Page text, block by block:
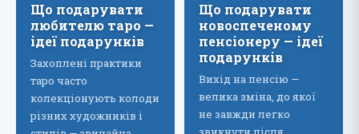
Що подарувати
любителю таро —
ідеї подарунків
Захоплені практики
таро часто
колекціонують колоди
різних художників і
Що подарувати
новоспеченому
пенсіонеру — ідеї
подарунків
Вихід на пенсію —
велика зміна, до якої
не завжди легко